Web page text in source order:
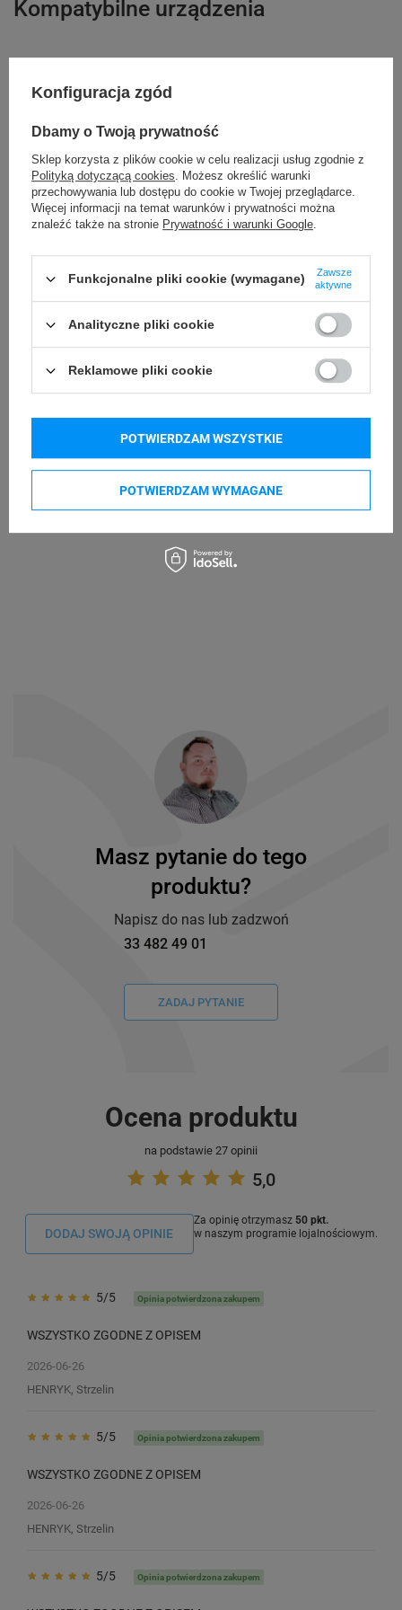
Kompatybilne urządzenia
Brother P-touch PT-P910BT Cube Pro
Brother P-touch PT-E550WVP Brother P-touch PT-E550WSP
Brother P-touch PT-E550WNIVP Brother P-touch PT-E550
Brother P-touch PT-D600VP
Kupowane razem
Masz pytanie do tego
produktu?
Napisz do nas lub zadzwoń
33 482 49 01
ZADAJ PYTANIE
Ocena produktu
na podstawie 27 opinii
5,0
DODAJ SWOJĄ OPINIE
Za opinię otrzymasz 50 pkt.
w naszym programie lojalnościowym.
5/5 Opinia potwierdzona zakupem
WSZYSTKO ZGODNE Z OPISEM
2026-06-26
HENRYK, Strzelin
5/5 Opinia potwierdzona zakupem
WSZYSTKO ZGODNE Z OPISEM
2026-06-26
HENRYK, Strzelin
5/5 Opinia potwierdzona zakupem
Konfiguracja zgód
Dbamy o Twoją prywatność
Sklep korzysta z plików cookie w celu realizacji usług zgodnie z
Polityką dotyczącą cookies. Możesz określić warunki
przechowywania lub dostępu do cookie w Twojej przeglądarce.
Więcej informacji na temat warunków i prywatności można
znaleźć także na stronie Prywatność i warunki Google.
Funkcjonalne pliki cookie (wymagane)
Zawsze
aktywne
Analityczne pliki cookie
Reklamowe pliki cookie
POTWIERDZAM WYMAGANE
POTWIERDZAM WSZYSTKIE